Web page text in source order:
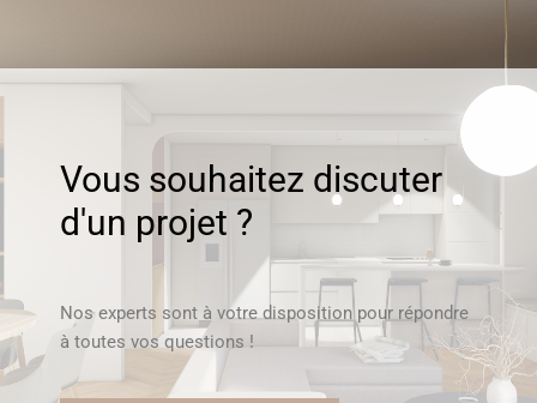
Vous souhaitez discuter
d'un projet ?
Nos experts sont à votre disposition pour répondre
à toutes vos questions !